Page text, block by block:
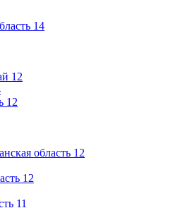
14
12
12
область 12
12
11